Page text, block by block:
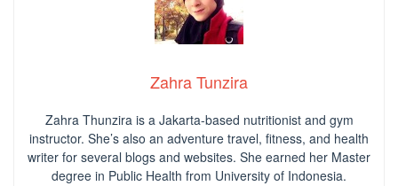
Zahra Tunzira
Zahra Thunzira is a Jakarta-based nutritionist and gym
instructor. She’s also an adventure travel, fitness, and health
writer for several blogs and websites. She earned her Master
degree in Public Health from University of Indonesia.